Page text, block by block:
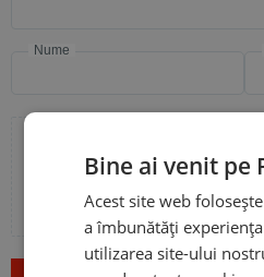
Nume
Adaugă
Bine ai venit pe
Acest site web
a îmbunătăți
utilizarea site-ului